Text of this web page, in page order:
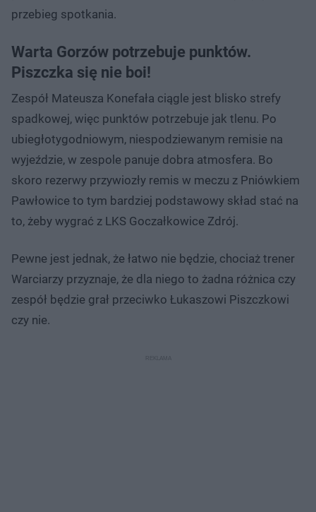
przebieg spotkania.
Warta Gorzów potrzebuje punktów.
Piszczka się nie boi!
Zespół Mateusza Konefała ciągle jest blisko strefy
spadkowej, więc punktów potrzebuje jak tlenu. Po
ubiegłotygodniowym, niespodziewanym remisie na
wyjeździe, w zespole panuje dobra atmosfera. Bo
skoro rezerwy przywiozły remis w meczu z Pniówkiem
Pawłowice to tym bardziej podstawowy skład stać na
to, żeby wygrać z LKS Goczałkowice Zdrój.
Pewne jest jednak, że łatwo nie będzie, chociaż trener
Warciarzy przyznaje, że dla niego to żadna różnica czy
zespół będzie grał przeciwko Łukaszowi Piszczkowi
czy nie.